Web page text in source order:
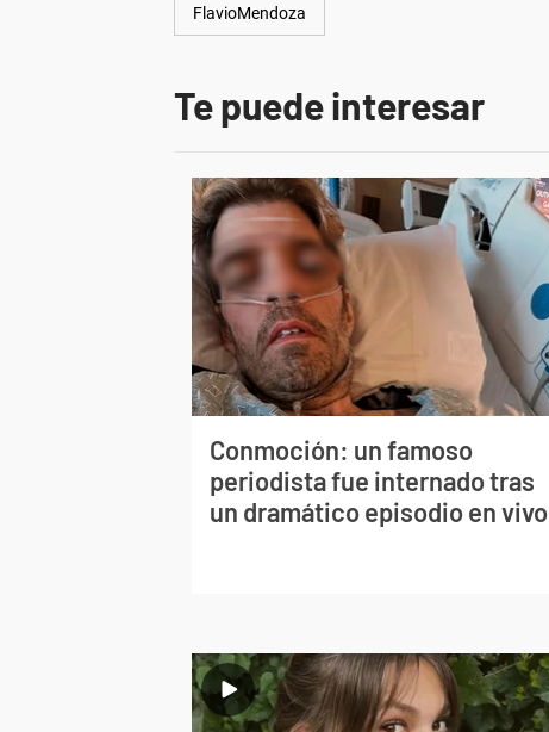
FlavioMendoza
Te puede interesar
Conmoción: un famoso
periodista fue internado tras
un dramático episodio en vivo